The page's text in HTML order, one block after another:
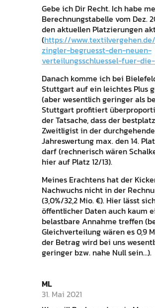
Gebe ich Dir Recht. Ich habe
Berechnungstabelle vom Dez.
den aktuellen Platzierungen
(https://
zingler-begruesst-den-neuen-
verteilungsschluessel-fuer-
Danach komme ich bei
Stuttgart auf ein leichtes Plus
(aber wesentlich geringer als
Stuttgart profitiert
der Tatsache, dass der
Zweitligist in der
Jahreswertung max. den 14.
darf (rechnerisch wären
hier auf Platz 12/13).
Meines Erachtens hat der
Nachwuchs nicht in der
(3,0%/32,2 Mio. €). Hier lässt
öffentlicher Daten auch kaum
belastbare Annahme treffen
Gleichverteilung wären es 0,9
der Betrag wird bei uns
geringer bzw. nahe Null sein…).
ML
31. Mai 2021